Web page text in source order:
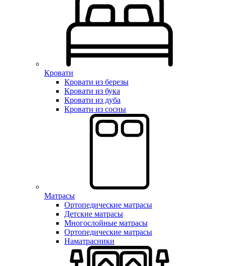
Кровати
Кровати из березы
Кровати из бука
Кровати из дуба
Кровати из сосны
Матрасы
Ортопедические матрасы
Детские матрасы
Многослойные матрасы
Ортопедические матрасы
Наматрасники